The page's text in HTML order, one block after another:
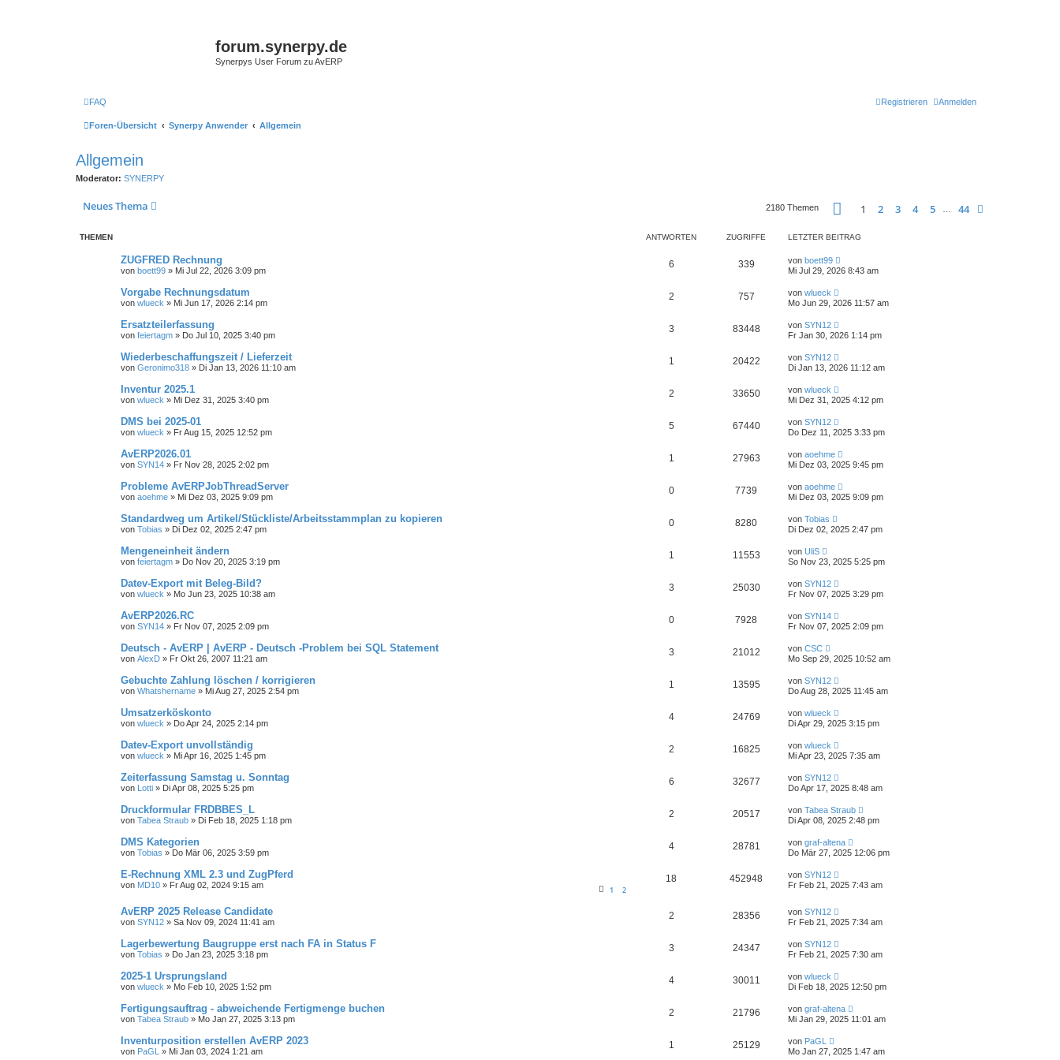
forum.synerpy.de
Synerpys User Forum zu AvERP
FAQ Anmelden
Registrieren
Foren-Übersicht Synerpy Anwender Allgemein
Allgemein
Moderator: SYNERPY
Neues Thema 2180 Themen Seite von44
1 2 3 4 5 44
THEMEN ANTWORTEN ZUGRIFFE LETZTER BEITRAG
ZUGFRED Rechnung
von boett99 » Mi Jul 22, 2026 3:09 pm
6 339 von boett99
Mi Jul 29, 2026 8:43 am
Vorgabe Rechnungsdatum
von wlueck » Mi Jun 17, 2026 2:14 pm
2 757 von wlueck
Mo Jun 29, 2026 11:57 am
Ersatzteilerfassung
von feiertagm » Do Jul 10, 2025 3:40 pm
3 83448 von SYN12
Fr Jan 30, 2026 1:14 pm
Wiederbeschaffungszeit / Lieferzeit
von Geronimo318 » Di Jan 13, 2026 11:10 am
1 20422 von SYN12
Di Jan 13, 2026 11:12 am
Inventur 2025.1
von wlueck » Mi Dez 31, 2025 3:40 pm
2 33650 von wlueck
Mi Dez 31, 2025 4:12 pm
DMS bei 2025-01
von wlueck » Fr Aug 15, 2025 12:52 pm
5 67440 von SYN12
Do Dez 11, 2025 3:33 pm
AvERP2026.01
von SYN14 » Fr Nov 28, 2025 2:02 pm
1 27963 von aoehme
Mi Dez 03, 2025 9:45 pm
Probleme AvERPJobThreadServer
von aoehme » Mi Dez 03, 2025 9:09 pm
0 7739 von aoehme
Mi Dez 03, 2025 9:09 pm
Standardweg um Artikel/Stückliste/Arbeitsstammplan zu kopieren
von Tobias » Di Dez 02, 2025 2:47 pm
0 8280 von Tobias
Di Dez 02, 2025 2:47 pm
Mengeneinheit ändern
von feiertagm » Do Nov 20, 2025 3:19 pm
1 11553 von UliS
So Nov 23, 2025 5:25 pm
Datev-Export mit Beleg-Bild?
von wlueck » Mo Jun 23, 2025 10:38 am
3 25030 von SYN12
Fr Nov 07, 2025 3:29 pm
AvERP2026.RC
von SYN14 » Fr Nov 07, 2025 2:09 pm
0 7928 von SYN14
Fr Nov 07, 2025 2:09 pm
Deutsch - AvERP | AvERP - Deutsch -Problem bei SQL Statement
von AlexD » Fr Okt 26, 2007 11:21 am
3 21012 von CSC
Mo Sep 29, 2025 10:52 am
Gebuchte Zahlung löschen / korrigieren
von Whatshername » Mi Aug 27, 2025 2:54 pm
1 13595 von SYN12
Do Aug 28, 2025 11:45 am
Umsatzerköskonto
von wlueck » Do Apr 24, 2025 2:14 pm
4 24769 von wlueck
Di Apr 29, 2025 3:15 pm
Datev-Export unvollständig
von wlueck » Mi Apr 16, 2025 1:45 pm
2 16825 von wlueck
Mi Apr 23, 2025 7:35 am
Zeiterfassung Samstag u. Sonntag
von Lotti » Di Apr 08, 2025 5:25 pm
6 32677 von SYN12
Do Apr 17, 2025 8:48 am
Druckformular FRDBBES_L
von Tabea Straub » Di Feb 18, 2025 1:18 pm
2 20517 von Tabea Straub
Di Apr 08, 2025 2:48 pm
DMS Kategorien
von Tobias » Do Mär 06, 2025 3:59 pm
4 28781 von graf-altena
Do Mär 27, 2025 12:06 pm
E-Rechnung XML 2.3 und ZugPferd
von MD10 » Fr Aug 02, 2024 9:15 am 1 2
18 452948 von SYN12
Fr Feb 21, 2025 7:43 am
AvERP 2025 Release Candidate
von SYN12 » Sa Nov 09, 2024 11:41 am
2 28356 von SYN12
Fr Feb 21, 2025 7:34 am
Lagerbewertung Baugruppe erst nach FA in Status F
von Tobias » Do Jan 23, 2025 3:18 pm
3 24347 von SYN12
Fr Feb 21, 2025 7:30 am
2025-1 Ursprungsland
von wlueck » Mo Feb 10, 2025 1:52 pm
4 30011 von wlueck
Di Feb 18, 2025 12:50 pm
Fertigungsauftrag - abweichende Fertigmenge buchen
von Tabea Straub » Mo Jan 27, 2025 3:13 pm
2 21796 von graf-altena
Mi Jan 29, 2025 11:01 am
Inventurposition erstellen AvERP 2023
von PaGL » Mi Jan 03, 2024 1:21 am
1 25129 von PaGL
Mo Jan 27, 2025 1:47 am